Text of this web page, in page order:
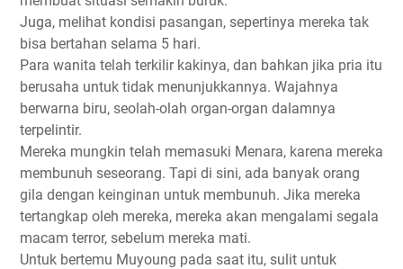
Juga, melihat kondisi pasangan, sepertinya mereka tak
bisa bertahan selama 5 hari.
Para wanita telah terkilir kakinya, dan bahkan jika pria itu
berusaha untuk tidak menunjukkannya. Wajahnya
berwarna biru, seolah-olah organ-organ dalamnya
terpelintir.
Mereka mungkin telah memasuki Menara, karena mereka
membunuh seseorang. Tapi di sini, ada banyak orang
gila dengan keinginan untuk membunuh. Jika mereka
tertangkap oleh mereka, mereka akan mengalami segala
macam terror, sebelum mereka mati.
Untuk bertemu Muyoung pada saat itu, sulit untuk